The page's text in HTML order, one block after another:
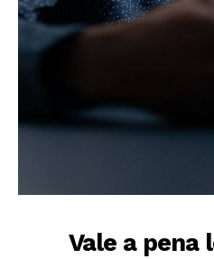
Vale a pena